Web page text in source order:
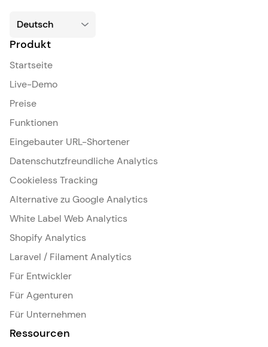
Produkt
Startseite
Live-Demo
Preise
Funktionen
Eingebauter URL-Shortener
Datenschutzfreundliche Analytics
Cookieless Tracking
Alternative zu Google Analytics
White Label Web Analytics
Shopify Analytics
Laravel / Filament Analytics
Für Entwickler
Für Agenturen
Für Unternehmen
Ressourcen